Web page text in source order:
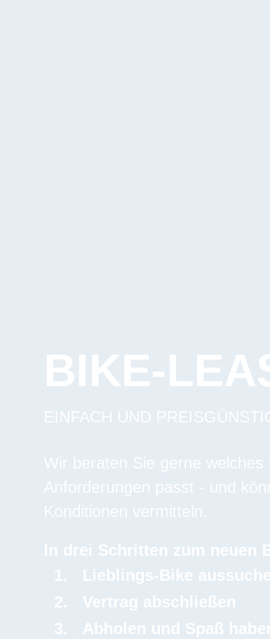
BIKE-
EINFACH UND
Wir beraten Sie gerne
Anforderungen passt - und
Konditionen vermitteln.
In drei Schritten zum neuen
Lieblings-Bike
Vertrag abschließen
Abholen und Spaß